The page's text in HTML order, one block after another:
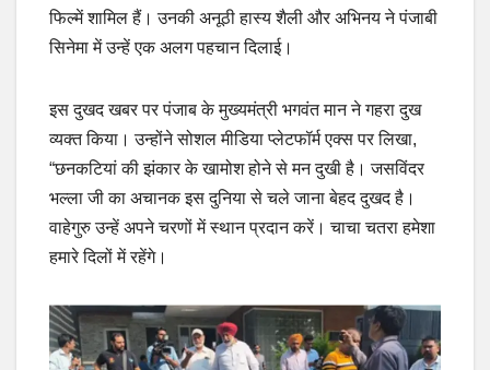
फिल्में शामिल हैं। उनकी अनूठी हास्य शैली और अभिनय ने पंजाबी
सिनेमा में उन्हें एक अलग पहचान दिलाई।
इस दुखद खबर पर पंजाब के मुख्यमंत्री भगवंत मान ने गहरा दुख
व्यक्त किया। उन्होंने सोशल मीडिया प्लेटफॉर्म एक्स पर लिखा,
“छनकटियां की झंकार के खामोश होने से मन दुखी है। जसविंदर
भल्ला जी का अचानक इस दुनिया से चले जाना बेहद दुखद है।
वाहेगुरु उन्हें अपने चरणों में स्थान प्रदान करें। चाचा चतरा हमेशा
हमारे दिलों में रहेंगे।